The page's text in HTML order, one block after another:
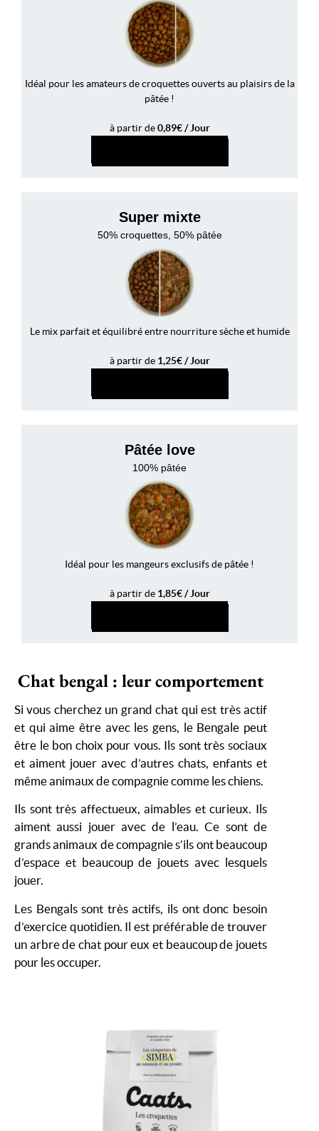
Idéal pour les amateurs de croquettes ouverts au plaisirs de la
pâtée !
à partir de0,89€ / Jour
Super mixte
50% croquettes, 50% pâtée
Le mix parfait et équilibré entre nourriture sèche et humide
à partir de 1,25€ / Jour
Pâtée love
100% pâtée
Idéal pour les mangeurs exclusifs de pâtée !
à partir de 1,85€ / Jour
Chat bengal : leur comportement
Si vous cherchez un grand chat qui est très actif
et qui aime être avec les gens, le Bengale peut
être le bon choix pour vous. Ils sont très sociaux
et aiment jouer avec d’autres chats, enfants et
même animaux de compagnie comme les chiens.
Ils sont très affectueux, aimables et curieux. Ils
aiment aussi jouer avec de l’eau. Ce sont de
grands animaux de compagnie s’ils ont beaucoup
d’espace et beaucoup de jouets avec lesquels
jouer.
Les Bengals sont très actifs, ils ont donc besoin
d’exercice quotidien. Il est préférable de trouver
un arbre de chat pour eux et beaucoup de jouets
pour les occuper.